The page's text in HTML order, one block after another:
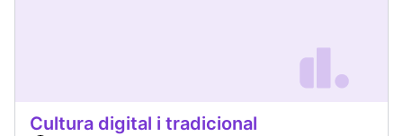
Cultura digital i tradicional